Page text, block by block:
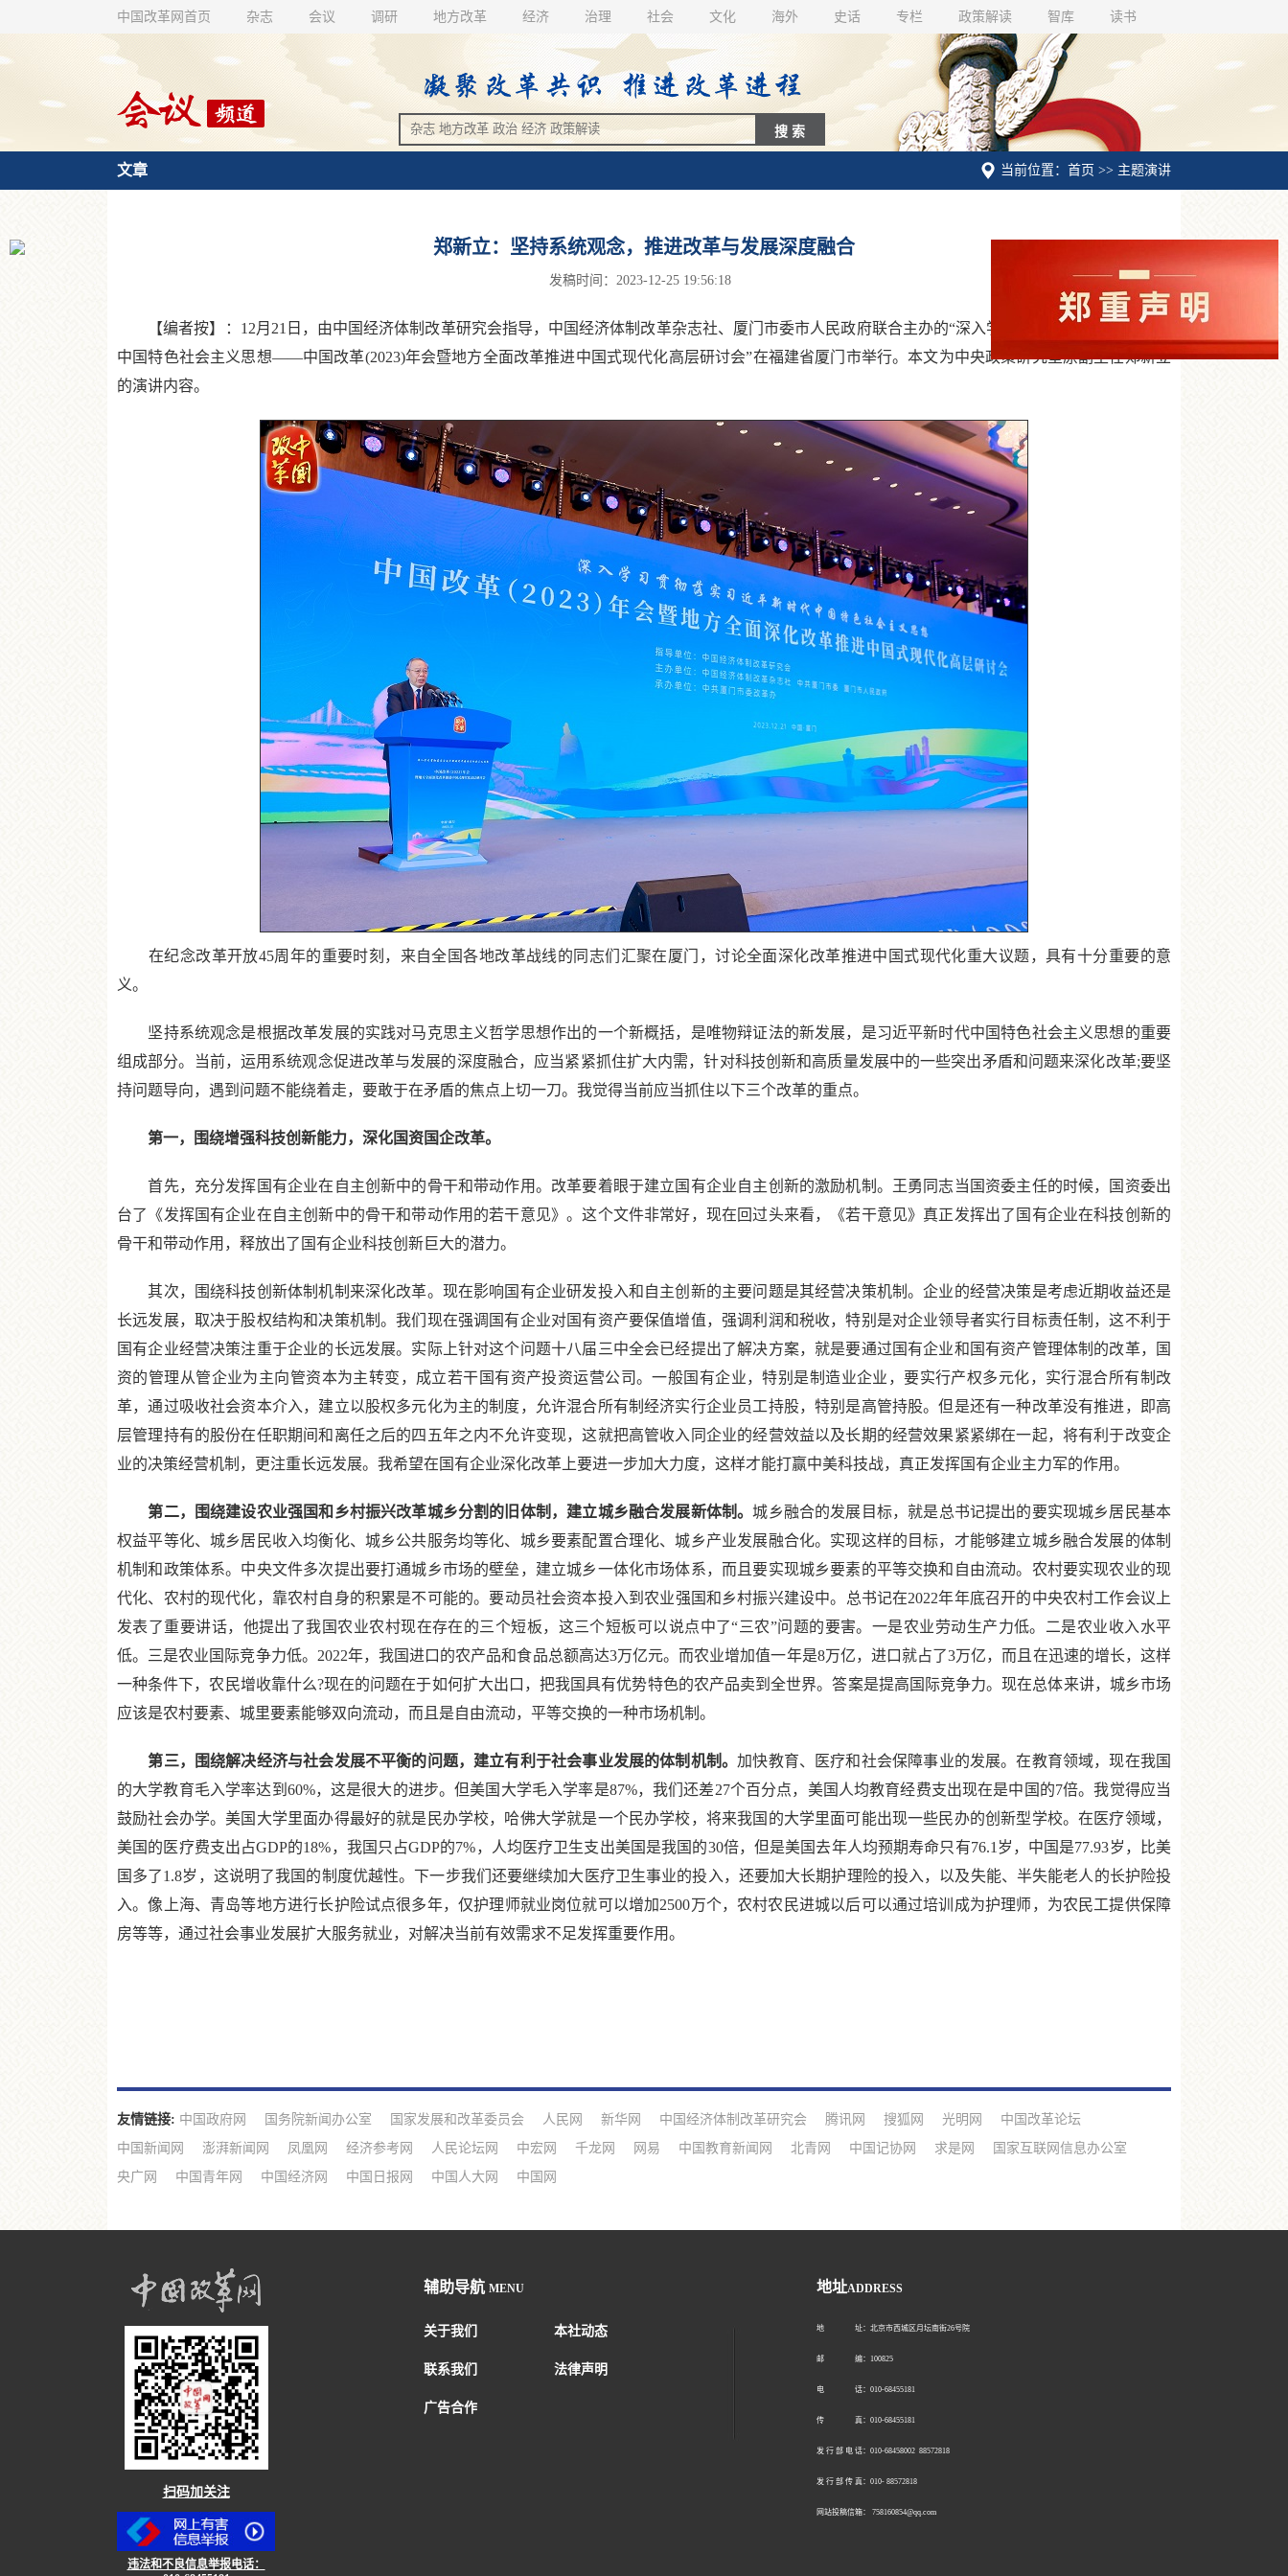
中国改革网首页 杂志 会议 调研 地方改革 经济 治理 社会 文化 海外 史话 专栏 政策解读 智库 读书
当前位置：首页 >> 主题演讲
文章
郑新立：坚持系统观念，推进改革与发展深度融合
发稿时间：2023-12-25 19:56:18
【编者按】：12月21日，由中国经济体制改革研究会指导，中国经济体制改革杂志社、厦门市委市人民政府联合主办的“深入学习贯彻落实习近平新时代
中国特色社会主义思想——中国改革(2023)年会暨地方全面改革推进中国式现代化高层研讨会”在福建省厦门市举行。本文为中央政策研究室原副主任郑新立
的演讲内容。
在纪念改革开放45周年的重要时刻，来自全国各地改革战线的同志们汇聚在厦门，讨论全面深化改革推进中国式现代化重大议题，具有十分重要的意
义。
坚持系统观念是根据改革发展的实践对马克思主义哲学思想作出的一个新概括，是唯物辩证法的新发展，是习近平新时代中国特色社会主义思想的重要
组成部分。当前，运用系统观念促进改革与发展的深度融合，应当紧紧抓住扩大内需，针对科技创新和高质量发展中的一些突出矛盾和问题来深化改革;要坚
持问题导向，遇到问题不能绕着走，要敢于在矛盾的焦点上切一刀。我觉得当前应当抓住以下三个改革的重点。
第一，围绕增强科技创新能力，深化国资国企改革。
首先，充分发挥国有企业在自主创新中的骨干和带动作用。改革要着眼于建立国有企业自主创新的激励机制。王勇同志当国资委主任的时候，国资委出
台了《发挥国有企业在自主创新中的骨干和带动作用的若干意见》。这个文件非常好，现在回过头来看，《若干意见》真正发挥出了国有企业在科技创新的
骨干和带动作用，释放出了国有企业科技创新巨大的潜力。
其次，围绕科技创新体制机制来深化改革。现在影响国有企业研发投入和自主创新的主要问题是其经营决策机制。企业的经营决策是考虑近期收益还是
长远发展，取决于股权结构和决策机制。我们现在强调国有企业对国有资产要保值增值，强调利润和税收，特别是对企业领导者实行目标责任制，这不利于
国有企业经营决策注重于企业的长远发展。实际上针对这个问题十八届三中全会已经提出了解决方案，就是要通过国有企业和国有资产管理体制的改革，国
资的管理从管企业为主向管资本为主转变，成立若干国有资产投资运营公司。一般国有企业，特别是制造业企业，要实行产权多元化，实行混合所有制改
革，通过吸收社会资本介入，建立以股权多元化为主的制度，允许混合所有制经济实行企业员工持股，特别是高管持股。但是还有一种改革没有推进，即高
层管理持有的股份在任职期间和离任之后的四五年之内不允许变现，这就把高管收入同企业的经营效益以及长期的经营效果紧紧绑在一起，将有利于改变企
业的决策经营机制，更注重长远发展。我希望在国有企业深化改革上要进一步加大力度，这样才能打赢中美科技战，真正发挥国有企业主力军的作用。
第二，围绕建设农业强国和乡村振兴改革城乡分割的旧体制，建立城乡融合发展新体制。城乡融合的发展目标，就是总书记提出的要实现城乡居民基本
权益平等化、城乡居民收入均衡化、城乡公共服务均等化、城乡要素配置合理化、城乡产业发展融合化。实现这样的目标，才能够建立城乡融合发展的体制
机制和政策体系。中央文件多次提出要打通城乡市场的壁垒，建立城乡一体化市场体系，而且要实现城乡要素的平等交换和自由流动。农村要实现农业的现
代化、农村的现代化，靠农村自身的积累是不可能的。要动员社会资本投入到农业强国和乡村振兴建设中。总书记在2022年年底召开的中央农村工作会议上
发表了重要讲话，他提出了我国农业农村现在存在的三个短板，这三个短板可以说点中了“三农”问题的要害。一是农业劳动生产力低。二是农业收入水平
低。三是农业国际竞争力低。2022年，我国进口的农产品和食品总额高达3万亿元。而农业增加值一年是8万亿，进口就占了3万亿，而且在迅速的增长，这样
一种条件下，农民增收靠什么?现在的问题在于如何扩大出口，把我国具有优势特色的农产品卖到全世界。答案是提高国际竞争力。现在总体来讲，城乡市场
应该是农村要素、城里要素能够双向流动，而且是自由流动，平等交换的一种市场机制。
第三，围绕解决经济与社会发展不平衡的问题，建立有利于社会事业发展的体制机制。加快教育、医疗和社会保障事业的发展。在教育领域，现在我国
的大学教育毛入学率达到60%，这是很大的进步。但美国大学毛入学率是87%，我们还差27个百分点，美国人均教育经费支出现在是中国的7倍。我觉得应当
鼓励社会办学。美国大学里面办得最好的就是民办学校，哈佛大学就是一个民办学校，将来我国的大学里面可能出现一些民办的创新型学校。在医疗领域，
美国的医疗费支出占GDP的18%，我国只占GDP的7%，人均医疗卫生支出美国是我国的30倍，但是美国去年人均预期寿命只有76.1岁，中国是77.93岁，比美
国多了1.8岁，这说明了我国的制度优越性。下一步我们还要继续加大医疗卫生事业的投入，还要加大长期护理险的投入，以及失能、半失能老人的长护险投
入。像上海、青岛等地方进行长护险试点很多年，仅护理师就业岗位就可以增加2500万个，农村农民进城以后可以通过培训成为护理师，为农民工提供保障
房等等，通过社会事业发展扩大服务就业，对解决当前有效需求不足发挥重要作用。
友情链接: 中国政府网 国务院新闻办公室 国家发展和改革委员会 人民网 新华网 中国经济体制改革研究会 腾讯网 搜狐网 光明网
中国改革论坛
中国新闻网
澎湃新闻网 凤凰网 经济参考网 人民论坛网 中宏网 千龙网 网易 中国教育新闻网 北青网 中国记协网 求是网
国家互联网信息办公室
央广网
中国青年网 中国经济网 中国日报网 中国人大网 中国网
扫码加关注
违法和不良信息举报电话：
辅助导航 MENU
关于我们 本社动态
联系我们 法律声明
广告合作
地址ADDRESS
地 址：北京市西城区月坛南街26号院
邮 编：100825
电 话：010-68455181
传 真：010-68455181
发 行 部 电 话：010-68458002 88572818
发 行 部 传 真：010- 88572818
网站投稿信箱： 758160854@qq.com